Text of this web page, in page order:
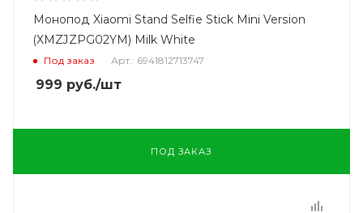
Монопод Xiaomi Stand Selfie Stick Mini Version
(XMZJZPG02YM) Milk White
Под заказ Арт.: 6941812713747
999 руб./шт
ПОД ЗАКАЗ